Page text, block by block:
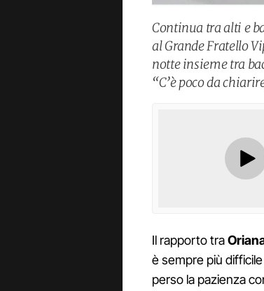
Continua tra alti e
al Grande Fratello
notte insieme tra
“C’è poco da
Il rapporto tra
è sempre più
perso la pazienza